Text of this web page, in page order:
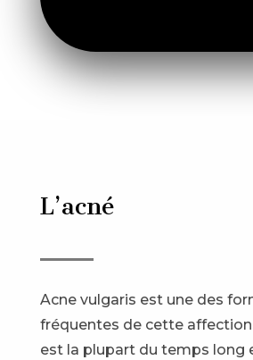
L’acné
Acne vulgaris est une des
fréquentes de cette
est la plupart du temps long